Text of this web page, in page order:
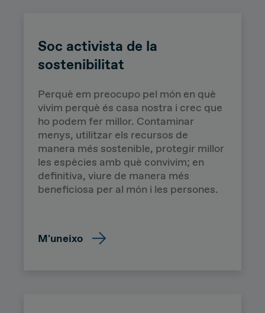
Soc activista de la
sostenibilitat
Perquè em preocupo pel món en què
vivim perquè és casa nostra i crec que
ho podem fer millor. Contaminar
menys, utilitzar els recursos de
manera més sostenible, protegir millor
les espècies amb què convivim; en
definitiva, viure de manera més
beneficiosa per al món i les persones.
Ripple
Africa
M'uneixo